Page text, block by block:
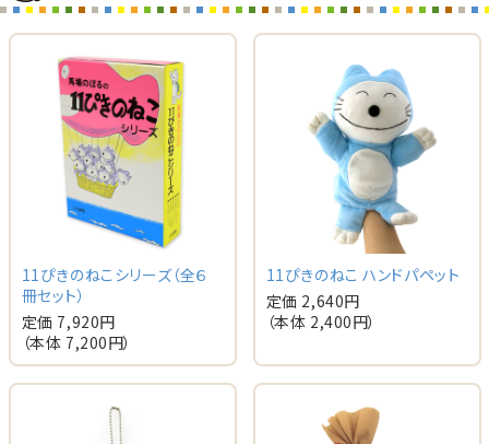
11ぴきのねこシリーズ（全６
冊セット）
定価 7,920円
（本体 7,200円）
11ぴきのねこ ハンドパペット
定価 2,640円
（本体 2,400円）